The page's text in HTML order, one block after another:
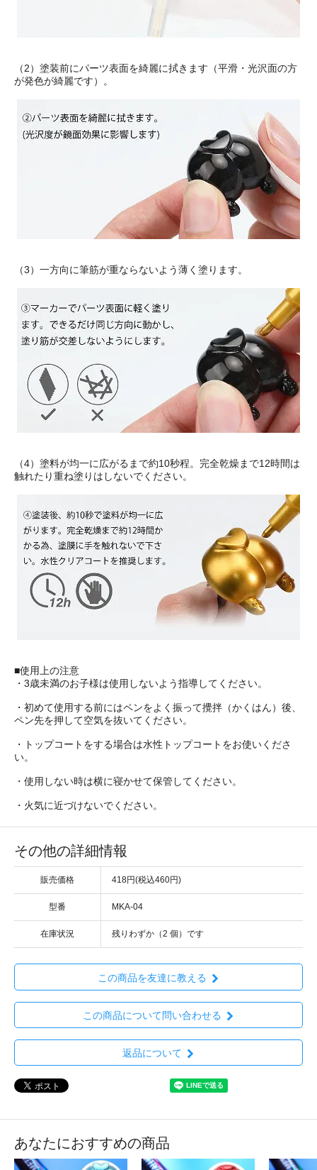
（2）塗装前にパーツ表面を綺麗に拭きます（平滑・光沢面の方
が発色が綺麗です）。
（3）一方向に筆筋が重ならないよう薄く塗ります。
（4）塗料が均一に広がるまで約10秒程。完全乾燥まで12時間は
触れたり重ね塗りはしないでください。
■使用上の注意
・3歳未満のお子様は使用しないよう指導してください。
・初めて使用する前にはペンをよく振って攪拌（かくはん）後、
ペン先を押して空気を抜いてください。
・トップコートをする場合は水性トップコートをお使いくださ
い。
・使用しない時は横に寝かせて保管してください。
・火気に近づけないでください。
その他の詳細情報
販売価格 418円(税込460円)
型番 MKA-04
在庫状況 残りわずか（2 個）です
この商品を友達に教える
この商品について問い合わせる
返品について
あなたにおすすめの商品